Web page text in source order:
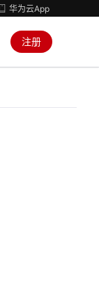
华为云App
注册